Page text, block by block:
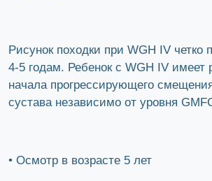
Рисунок походки при WGH IV четко
4-5 годам. Ребенок с WGH IV имеет
начала прогрессирующего
сустава независимо от уровня
• Осмотр в возрасте 5 лет